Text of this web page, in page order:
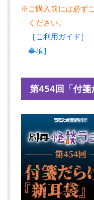
※ご購入前には必ず
ください。
［ご利用ガイド］
事項］
第454回「付箋